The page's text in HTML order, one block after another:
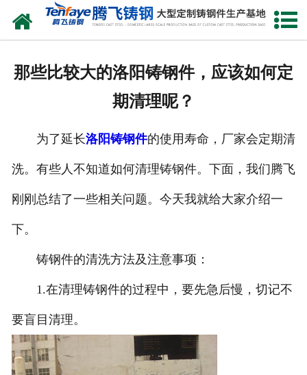
网站首页
生产能力
那些比较大的洛阳铸钢件，应该如何定
期清理呢？
为了延长洛阳铸钢件的使用寿命，厂家会定期清
洗。有些人不知道如何清理铸钢件。下面，我们腾飞
刚刚总结了一些相关问题。今天我就给大家介绍一
下。
铸钢件的清洗方法及注意事项：
1.在清理铸钢件的过程中，要先急后慢，切记不
要盲目清理。